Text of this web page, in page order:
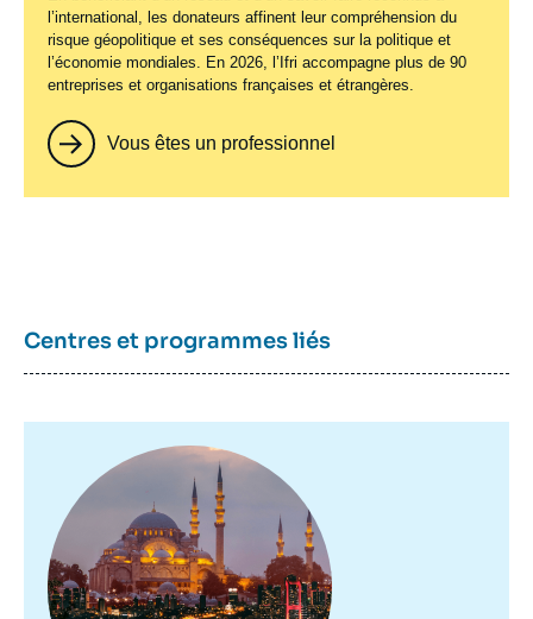
l’international, les donateurs affinent leur compréhension du
risque géopolitique et ses conséquences sur la politique et
l’économie mondiales. En 2026, l’Ifri accompagne plus de 90
entreprises et organisations françaises et étrangères.
Vous êtes un professionnel
Centres et programmes liés
principale